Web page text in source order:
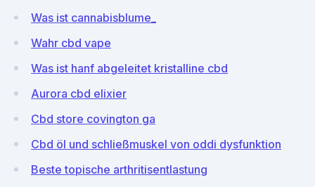
Was ist cannabisblume_
Wahr cbd vape
Was ist hanf abgeleitet kristalline cbd
Aurora cbd elixier
Cbd store covington ga
Cbd öl und schließmuskel von oddi dysfunktion
Beste topische arthritisentlastung